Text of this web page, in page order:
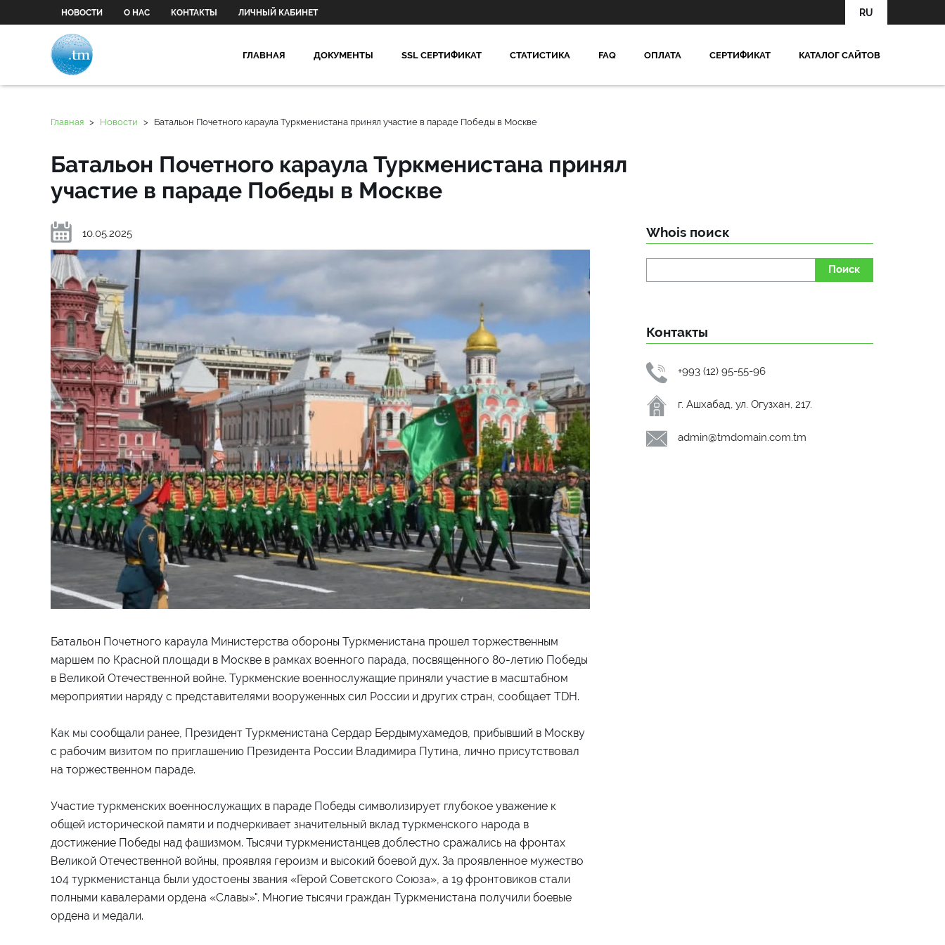
НОВОСТИ О НАС КОНТАКТЫ ЛИЧНЫЙ КАБИНЕТ RU
ГЛАВНАЯ ДОКУМЕНТЫ SSL СЕРТИФИКАТ СТАТИСТИКА FAQ OПЛАТА СЕРТИФИКАТ КАТАЛОГ САЙТОВ
Главная > Новости > Батальон Почетного караула Туркменистана принял участие в параде Победы в Москве
Батальон Почетного караула Туркменистана принял
участие в параде Победы в Москве
10.05.2025
Батальон Почетного караула Министерства обороны Туркменистана прошел торжественным
маршем по Красной площади в Москве в рамках военного парада, посвященного 80-летию Победы
в Великой Отечественной войне. Туркменские военнослужащие приняли участие в масштабном
мероприятии наряду с представителями вооруженных сил России и других стран, сообщает TDH.
Как мы сообщали ранее, Президент Туркменистана Сердар Бердымухамедов, прибывший в Москву
с рабочим визитом по приглашению Президента России Владимира Путина, лично присутствовал
на торжественном параде.
Участие туркменских военнослужащих в параде Победы символизирует глубокое уважение к
общей исторической памяти и подчеркивает значительный вклад туркменского народа в
достижение Победы над фашизмом. Тысячи туркменистанцев доблестно сражались на фронтах
Великой Отечественной войны, проявляя героизм и высокий боевой дух. За проявленное мужество
104 туркменистанца были удостоены звания «Герой Советского Союза», а 19 фронтовиков стали
полными кавалерами ордена «Славы»". Многие тысячи граждан Туркменистана получили боевые
ордена и медали.
Whois поиск
Поиск
Контакты
+993 (12) 95-55-96
г. Ашхабад, ул. Огузхан, 217.
admin@tmdomain.com.tm